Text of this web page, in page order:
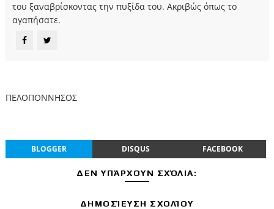
του ξαναβρίσκοντας την πυξίδα του. Ακριβώς όπως το
αγαπήσατε.
ΠΕΛΟΠΟΝΝΗΣΟΣ
BLOGGER DISQUS FACEBOOK
ΔΕΝ ΥΠΆΡΧΟΥΝ ΣΧΌΛΙΑ:
ΔΗΜΟΣΊΕΥΣΗ ΣΧΟΛΊΟΥ